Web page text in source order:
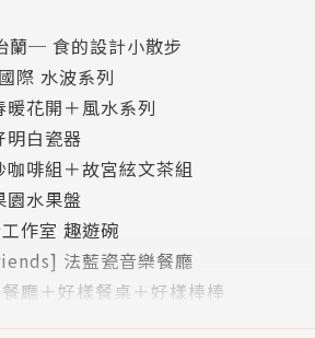
國際設計界的最高殿堂──義大利米
NEXT?
TO COME...
意早已出乎你的意料之外！
最好——讓台灣更有想像力、讓在地
著蘑菇背包，溫潤的手感，總覺得
上的是聶永真設計的「林宥嘉：感
是該擺張朵兒咖啡的有情門羅德列克
蘭─ 食的設計小散步
際 水波系列
暖花開＋風水系列
明白瓷器
咖啡組＋故宮絃文茶組
園水果盤
作室 趣遊碗
法藍瓷音樂餐廳
廳＋好樣餐桌＋好樣棒棒